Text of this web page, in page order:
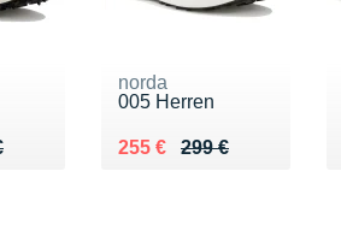
€
norda
005 Herren
299 €
Au lieu de 299 €
255 €
Vendu 255 €